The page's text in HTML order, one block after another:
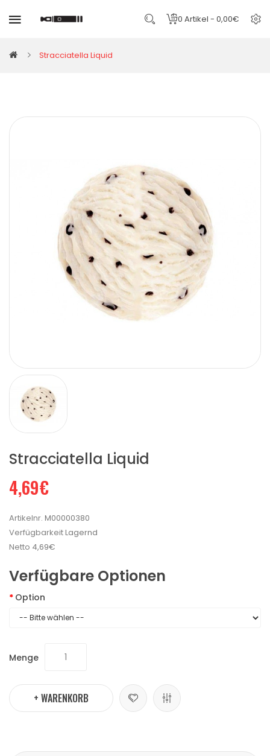
0 Artikel - 0,00€
Stracciatella Liquid
Stracciatella Liquid
4,69€
Artikelnr. M00000380
VerfügbarkeitLagernd
Netto 4,69€
Verfügbare Optionen
Option
Menge
+ WARENKORB